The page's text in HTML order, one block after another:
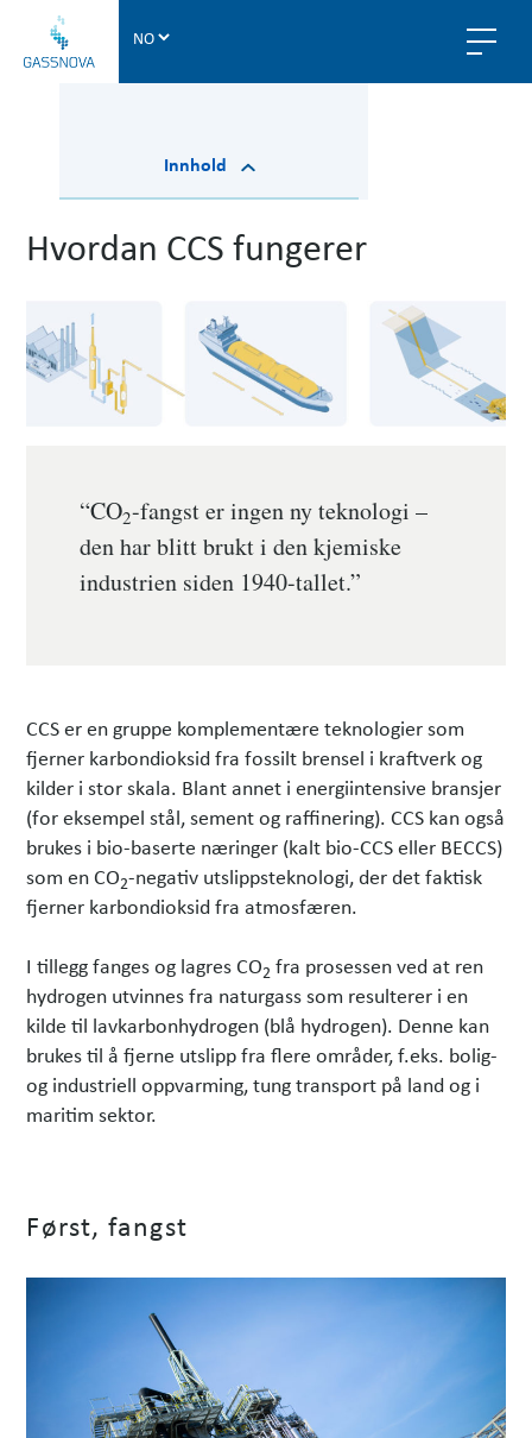
a
Innhold
Hvordan CCS fungerer
“CO2-fangst er ingen ny teknologi –
den har blitt brukt i den kjemiske
industrien siden 1940-tallet.”
CCS er en gruppe komplementære teknologier som
fjerner karbondioksid fra fossilt brensel i kraftverk og
kilder i stor skala. Blant annet i energiintensive bransjer
(for eksempel stål, sement og raffinering). CCS kan også
brukes i bio-baserte næringer (kalt bio-CCS eller BECCS)
som en CO2-negativ utslippsteknologi, der det faktisk
fjerner karbondioksid fra atmosfæren.
I tillegg fanges og lagres CO2 fra prosessen ved at ren
hydrogen utvinnes fra naturgass som resulterer i en
kilde til lavkarbonhydrogen (blå hydrogen). Denne kan
brukes til å fjerne utslipp fra flere områder, f.eks. bolig-
og industriell oppvarming, tung transport på land og i
maritim sektor.
Først, fangst